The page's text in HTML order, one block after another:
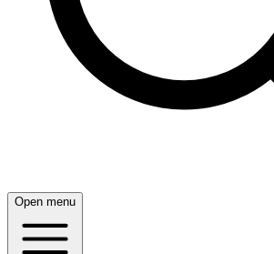
Open menu